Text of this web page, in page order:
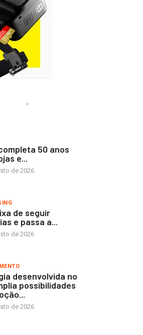
50 anos
e...
de 2026
de seguir
e passa a...
de 2026
desenvolvida no
possibilidades
de 2026